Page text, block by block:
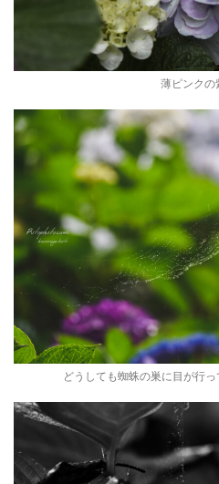
薄ピンクの
どうしても蜘蛛の巣に目が行